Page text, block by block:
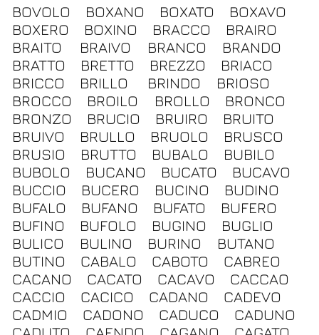
BOVOLO
BOXANO BOXATO
BOXAVO
BOXERO
BOXINO BRACCO
BRAIRO
BRAITO
BRAIVO BRANCO
BRANDO
BRATTO
BRETTO BREZZO
BRIACO
BRICCO
BRILLO BRINDO
BRIOSO
BROCCO
BROILO BROLLO
BRONCO
BRONZO
BRUCIO BRUIRO
BRUITO
BRUIVO
BRULLO BRUOLO
BRUSCO
BRUSIO
BRUTTO BUBALO
BUBILO
BUBOLO
BUCANO BUCATO
BUCAVO
BUCCIO
BUCERO BUCINO
BUDINO
BUFALO
BUFANO BUFATO
BUFERO
BUFINO
BUFOLO BUGINO
BUGLIO
BULICO
BULINO BURINO
BUTANO
BUTINO
CABALO CABOTO
CABREO
CACANO
CACATO CACAVO
CACCAO
CACCIO
CACICO CADANO
CADEVO
CADMIO
CADONO CADUCO
CADUNO